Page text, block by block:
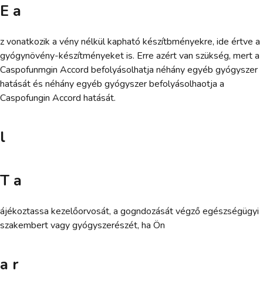
E a
z vonatkozik a vény nélkül kapható készítbményekre, ide értve a
gyógynövény-készítményeket is. Erre azért van szükség, mert a
Caspofunmgin Accord befolyásolhatja néhány egyéb gyógyszer
hatását és néhány egyéb gyógyszer befolyásolhaotja a
Caspofungin Accord hatását.
l
T a
ájékoztassa kezelőorvosát, a gogndozását végző egészségügyi
szakembert vagy gyógyszerészét, ha Ön
a r